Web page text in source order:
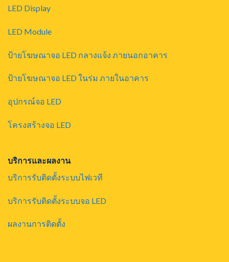
LED Display
LED Module
ป้ายโฆษณาจอ LED กลางแจ้ง ภายนอกอาคาร
ป้ายโฆษณาจอ LED ในร่ม ภายในอาคาร
อุปกรณ์จอ LED
โครงสร้างจอ LED
บริการและผลงาน
บริการรับติดตั้งระบบไฟเวที
บริการรับติดตั้งระบบจอ LED
ผลงานการติดตั้ง